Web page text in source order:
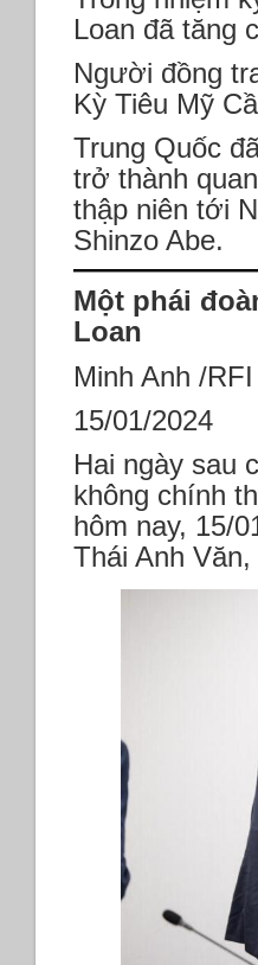
Loan đã tăng
Người đồng
Kỳ Tiêu Mỹ
Trung Quốc
trở thành
thập niên tới
Shinzo Abe.
Một phái
Loan
Minh Anh /RFI
15/01/2024
Hai ngày sau
không chính
hôm nay, 15/
Thái Anh